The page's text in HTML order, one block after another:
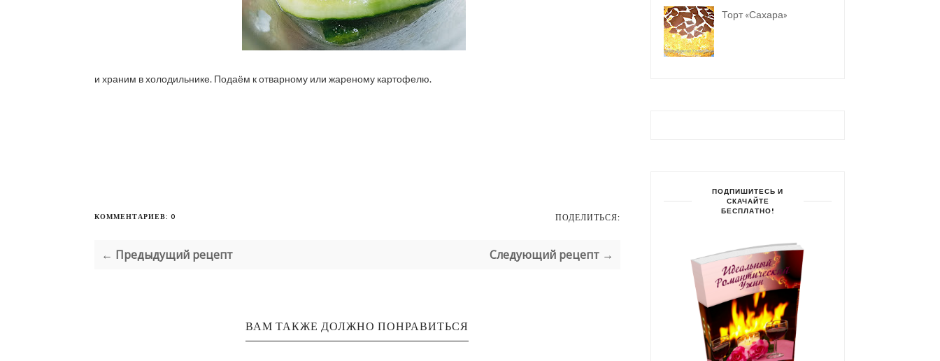
и храним в холодильнике. Подаём к отварному или жареному картофелю.
КОММЕНТАРИЕВ: 0 ПОДЕЛИТЬСЯ:
← Предыдущий рецепт Следующий рецепт →
ВАМ ТАКЖЕ ДОЛЖНО ПОНРАВИТЬСЯ
Торт «Сахара»
ПОДПИШИТЕСЬ И
СКАЧАЙТЕ
БЕСПЛАТНО!